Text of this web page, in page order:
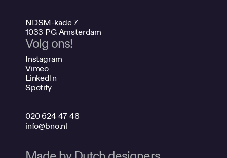
NDSM-kade 7
1033 PG Amsterdam
Volg ons!
Instagram
Vimeo
LinkedIn
Spotify
020 624 47 48
info@bno.nl